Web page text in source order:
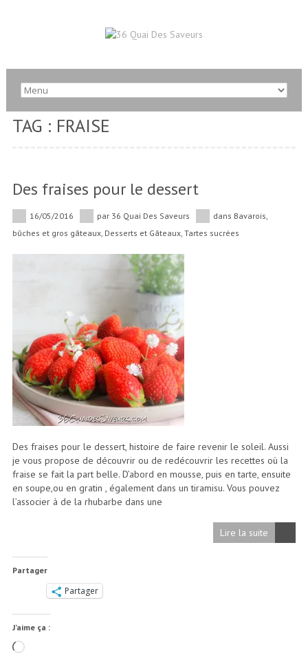
TAG : FRAISE
Des fraises pour le dessert
16/05/2016 par 36 Quai Des Saveurs dans Bavarois,
bûches et gros gâteaux, Desserts et Gâteaux, Tartes sucrées
Des fraises pour le dessert, histoire de faire revenir le soleil. Aussi
je vous propose de découvrir ou de redécouvrir les recettes où la
fraise se fait la part belle. D’abord en mousse, puis en tarte, ensuite
en soupe,ou en gratin , également dans un tiramisu. Vous pouvez
l’associer à de la rhubarbe dans une
Lire la suite
Partager
Partager
J’aime ça :
Chargement…